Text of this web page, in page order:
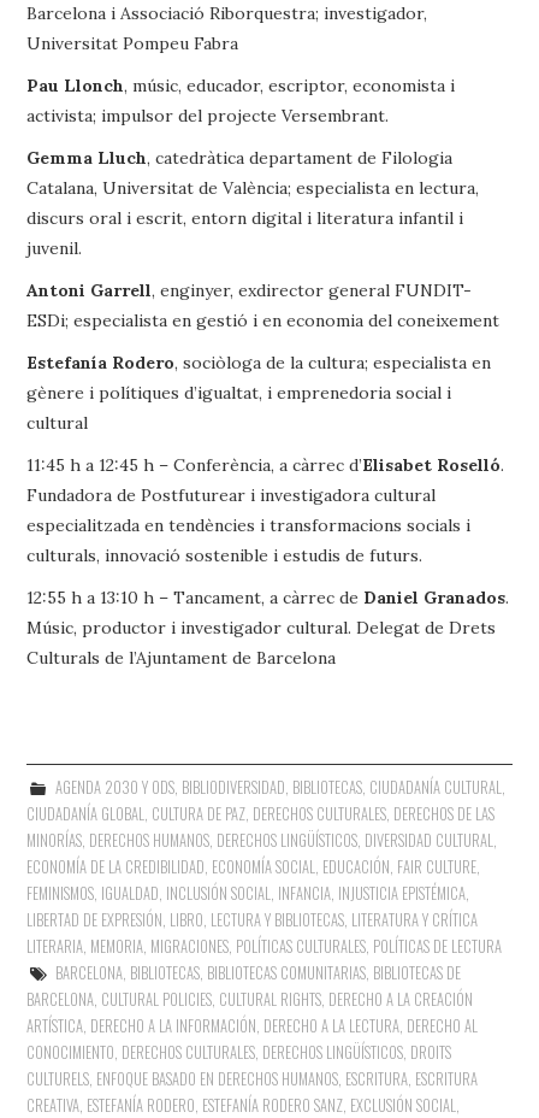
Barcelona i Associació Riborquestra; investigador,
Universitat Pompeu Fabra
Pau Llonch, músic, educador, escriptor, economista i
activista; impulsor del projecte Versembrant.
Gemma Lluch, catedràtica departament de Filologia
Catalana, Universitat de València; especialista en lectura,
discurs oral i escrit, entorn digital i literatura infantil i
juvenil.
Antoni Garrell, enginyer, exdirector general FUNDIT-
ESDi; especialista en gestió i en economia del coneixement
Estefanía Rodero, sociòloga de la cultura; especialista en
gènere i polítiques d’igualtat, i emprenedoria social i
cultural
11:45 h a 12:45 h – Conferència, a càrrec d’Elisabet Roselló.
Fundadora de Postfuturear i investigadora cultural
especialitzada en tendències i transformacions socials i
culturals, innovació sostenible i estudis de futurs.
12:55 h a 13:10 h – Tancament, a càrrec de Daniel Granados.
Músic, productor i investigador cultural. Delegat de Drets
Culturals de l’Ajuntament de Barcelona
AGENDA 2030 Y ODS, BIBLIODIVERSIDAD BIBLIOTECAS, CIUDADANÍA CULTURAL
CIUDADANÍA GLOBAL CULTURA DE PAZ DERECHOS CULTURALES DERECHOS DE LAS
MINORÍAS DERECHOS HUMANOS DERECHOS LINGÜÍSTICOS DIVERSIDAD CULTURAL
ECONOMÍA DE LA CREDIBILIDAD ECONOMÍA SOCIAL EDUCACIÓN FAIR CULTURE
FEMINISMOS IGUALDAD INCLUSIÓN SOCIAL INFANCIA INJUSTICIA EPISTÉMICA
LIBERTAD DE EXPRESIÓN LIBRO, LECTURA Y BIBLIOTECAS LITERATURA Y CRÍTICA
LITERARIA MEMORIA MIGRACIONES POLÍTICAS CULTURALES POLÍTICAS DE LECTURA
BARCELONA, BIBLIOTECAS, BIBLIOTECAS COMUNITARIAS, BIBLIOTECAS DE
BARCELONA CULTURAL POLICIES CULTURAL RIGHTS DERECHO A LA CREACIÓN
ARTÍSTICA DERECHO A LA INFORMACIÓN DERECHO A LA LECTURA DERECHO AL
CONOCIMIENTO DERECHOS CULTURALES DERECHOS LINGÜÍSTICOS DROITS
CULTURELS ENFOQUE BASADO EN DERECHOS HUMANOS ESCRITURA ESCRITURA
CREATIVA ESTEFANÍA RODERO ESTEFANÍA RODERO SANZ EXCLUSIÓN SOCIAL